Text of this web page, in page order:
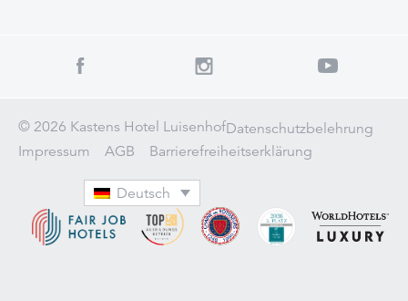
© 2026 Kastens Hotel LuisenhofDatenschutzbelehrung
Impressum
AGB Barrierefreiheitserklärung
Deutsch